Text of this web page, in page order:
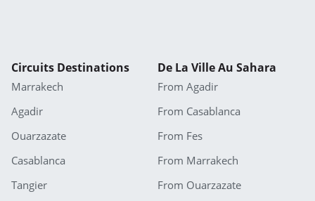
Circuits Destinations
Marrakech
Agadir
Ouarzazate
Casablanca
Tangier
De La Ville Au Sahara
From Agadir
From Casablanca
From Fes
From Marrakech
From Ouarzazate